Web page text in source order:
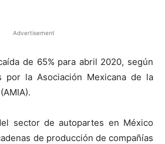
Advertisement
de 65% para abril 2020, según
por la Asociación Mexicana de la
sector de autopartes en México
de producción de compañías